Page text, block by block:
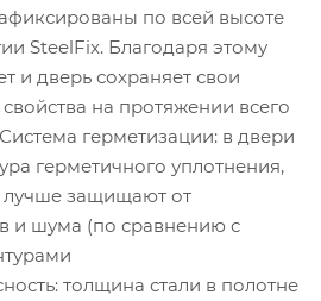
по всей высоте
SteelFix. Благодаря этому
и дверь сохраняет свои
на протяжении всего
герметизации: в двери
герметичного уплотнения,
лучше защищают от
и шума (по сравнению с
толщина стали в полотне